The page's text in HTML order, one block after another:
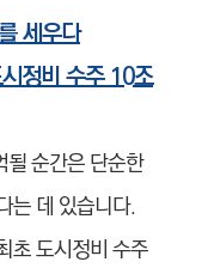
세우다
정비 수주 10조
순간은 단순한
는 데 있습니다.
초 도시정비 수주